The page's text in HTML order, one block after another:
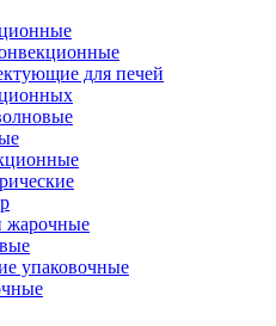
для печей
жарочные
упаковочные